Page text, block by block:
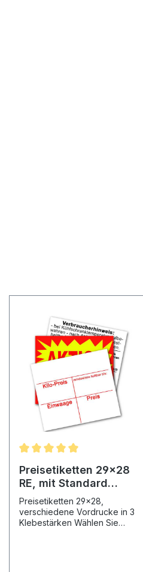
Preisetiketten 29x28
RE, mit Standard
Vordruck Text
Preisetiketten 29x28,
verschiedene Vordrucke in 3
Klebestärken Wählen Sie